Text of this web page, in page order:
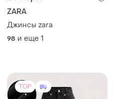
ZARA
Джинсы zara
98 и еще 1
TOP